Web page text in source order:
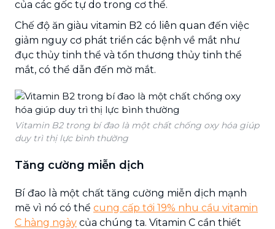
của các gốc tự do trong cơ thể.
Chế độ ăn giàu vitamin B2 có liên quan đến việc
giảm nguy cơ phát triển các bệnh về mắt như
đục thủy tinh thể và tổn thương thủy tinh thể
mắt, có thể dẫn đến mờ mắt.
Vitamin B2 trong bí đao là một chất chống oxy hóa giúp
duy trì thị lực bình thường
Tăng cường miễn dịch
Bí đao là một chất tăng cường miễn dịch mạnh
mẽ vì nó có thể cung cấp tới 19% nhu cầu vitamin
C hàng ngày của chúng ta. Vitamin C cần thiết